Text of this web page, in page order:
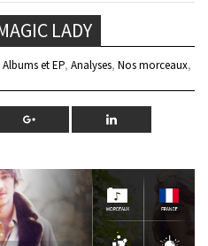
LADY
Albums et EP, Analyses, Nos morceaux,